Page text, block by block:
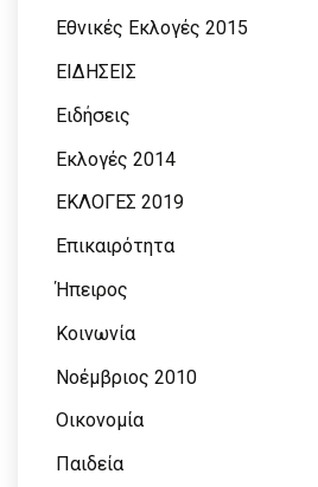
Εθνικές Εκλογές 2015
ΕΙΔΗΣΕΙΣ
Ειδήσεις
Εκλογές 2014
ΕΚΛΟΓΕΣ 2019
Επικαιρότητα
Ήπειρος
Κοινωνία
Νοέμβριος 2010
Οικονομία
Παιδεία